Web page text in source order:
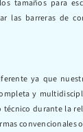
tamaños para
las barreras de
ya que
y
técnico durante la
convencionales